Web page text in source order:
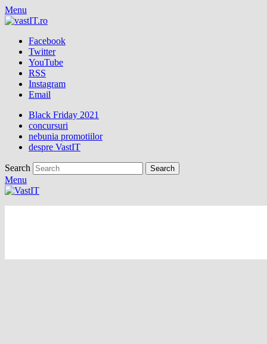
Menu
Facebook
Twitter
YouTube
RSS
Instagram
Email
Black Friday 2021
concursuri
nebunia promotiilor
despre VastIT
Search
Menu